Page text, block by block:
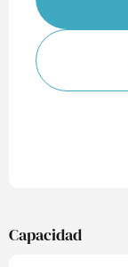
Capacidad